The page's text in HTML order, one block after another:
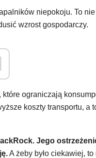
niepokoju. To
wzrost gospodarczy.
ograniczają
koszty transportu, a
Jego
A żeby było ciekawiej,